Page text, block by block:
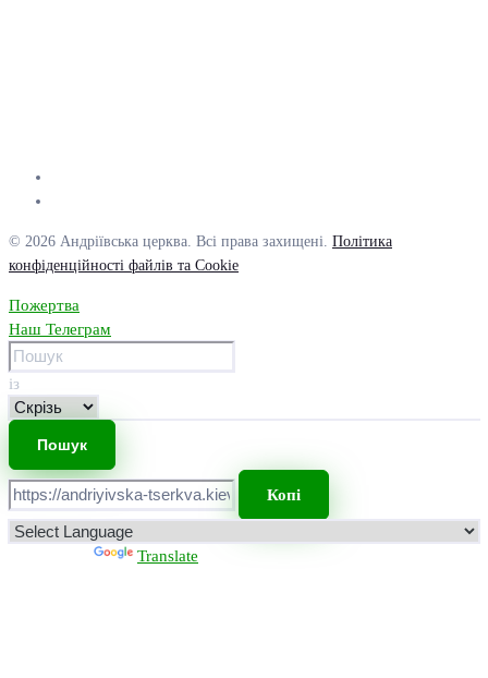
© 2026 Андріївська церква. Всі права захищені. Політика
конфіденційності файлів та Cookie
Пожертва
Наш Телеграм
із
Копі
Translate